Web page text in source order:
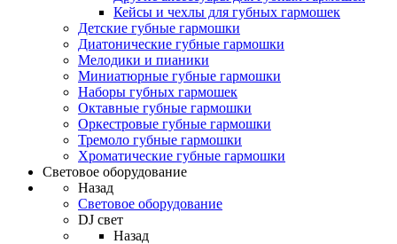
Кейсы и чехлы для губных гармошек
Детские губные гармошки
Диатонические губные гармошки
Мелодики и пианики
Миниатюрные губные гармошки
Наборы губных гармошек
Октавные губные гармошки
Оркестровые губные гармошки
Тремоло губные гармошки
Хроматические губные гармошки
Световое оборудование
Назад
Световое оборудование
DJ свет
Назад